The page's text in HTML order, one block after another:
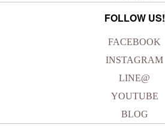
FOLLOW US!
FACEBOOK
INSTAGRAM
LINE@
YOUTUBE
BLOG